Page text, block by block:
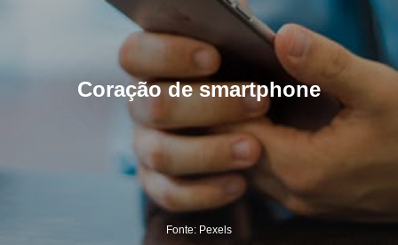
Coração de smartphone
Fonte: Pexels